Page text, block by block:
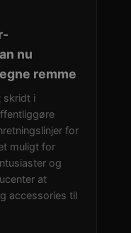
nu
remme
skridt i
for
muligt for
og
at
accessories til